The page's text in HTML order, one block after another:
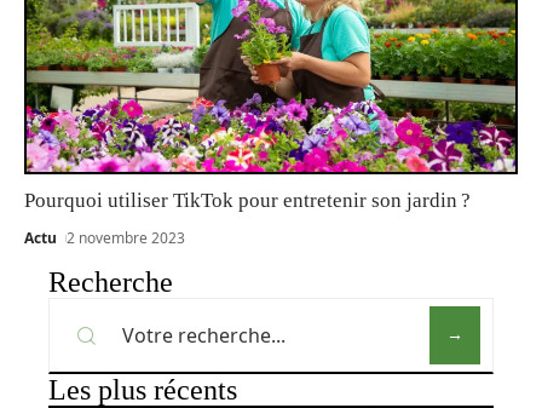
Pourquoi utiliser TikTok pour entretenir son jardin ?
Actu 2 novembre 2023
Recherche
Les plus récents